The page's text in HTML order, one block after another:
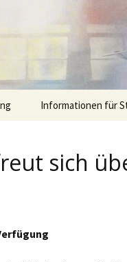
Informationen für
sich